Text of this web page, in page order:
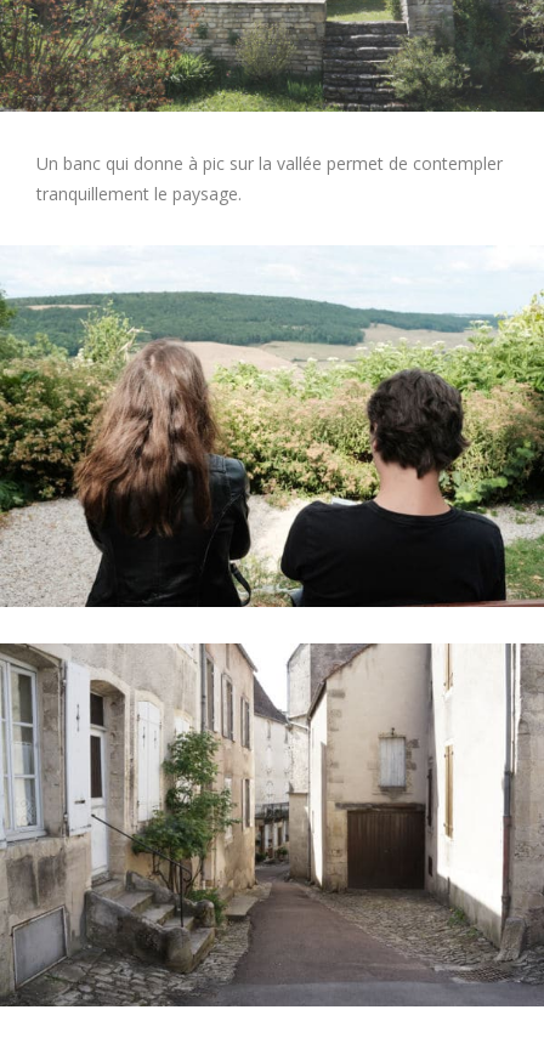
Un banc qui donne à pic sur la vallée permet de contempler
tranquillement le paysage.